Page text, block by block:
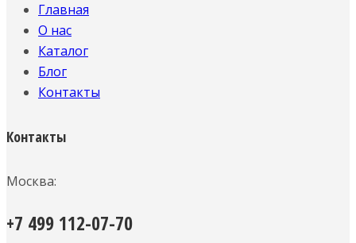
Главная
О нас
Каталог
Блог
Контакты
Контакты
Москва:
+7 499 112-07-70